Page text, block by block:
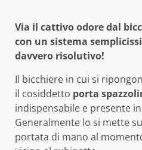
Via il cattivo odore dal
con un sistema
davvero risolutivo!
Il bicchiere in cui si
il cosiddetto porta
indispensabile e presente
Generalmente lo si mette
portata di mano al